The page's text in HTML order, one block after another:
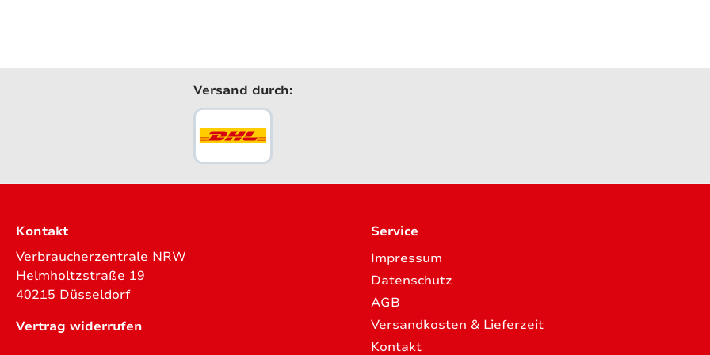
Versand durch:
Kontakt
Verbraucherzentrale NRW
Helmholtzstraße 19
40215 Düsseldorf
Vertrag widerrufen
Service
Impressum
Datenschutz
AGB
Versandkosten & Lieferzeit
Kontakt